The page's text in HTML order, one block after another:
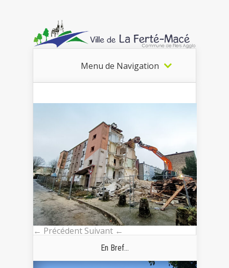
Menu de Navigation
← Précédent Suivant ←
En Bref...